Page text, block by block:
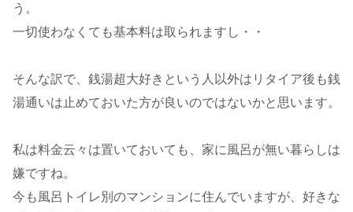
う。
一切使わなくても基本料は取られますし・・
そんな訳で、銭湯超大好きという人以外はリタイア後も銭
湯通いは止めておいた方が良いのではないかと思います。
私は料金云々は置いておいても、家に風呂が無い暮らしは
嫌ですね。
今も風呂トイレ別のマンションに住んでいますが、好きな